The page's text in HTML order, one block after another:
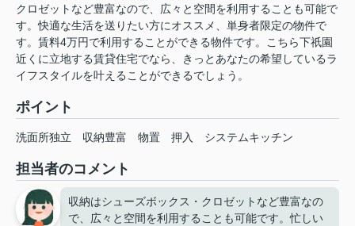
クロゼットなど豊富なので、広々と空間を利用することも可能で
す。快適な生活を送りたい方にオススメ、単身者限定の物件で
す。賃料4万円で利用することができる物件です。こちら下祇園
近くに立地する賃貸住宅でなら、きっとあなたの希望しているラ
イフスタイルを叶えることができるでしょう。
ポイント
洗面所独立 収納豊富 物置 押入 システムキッチン
担当者のコメント
収納はシューズボックス・クロゼットなど豊富なの
で、広々と空間を利用することも可能です。忙しい